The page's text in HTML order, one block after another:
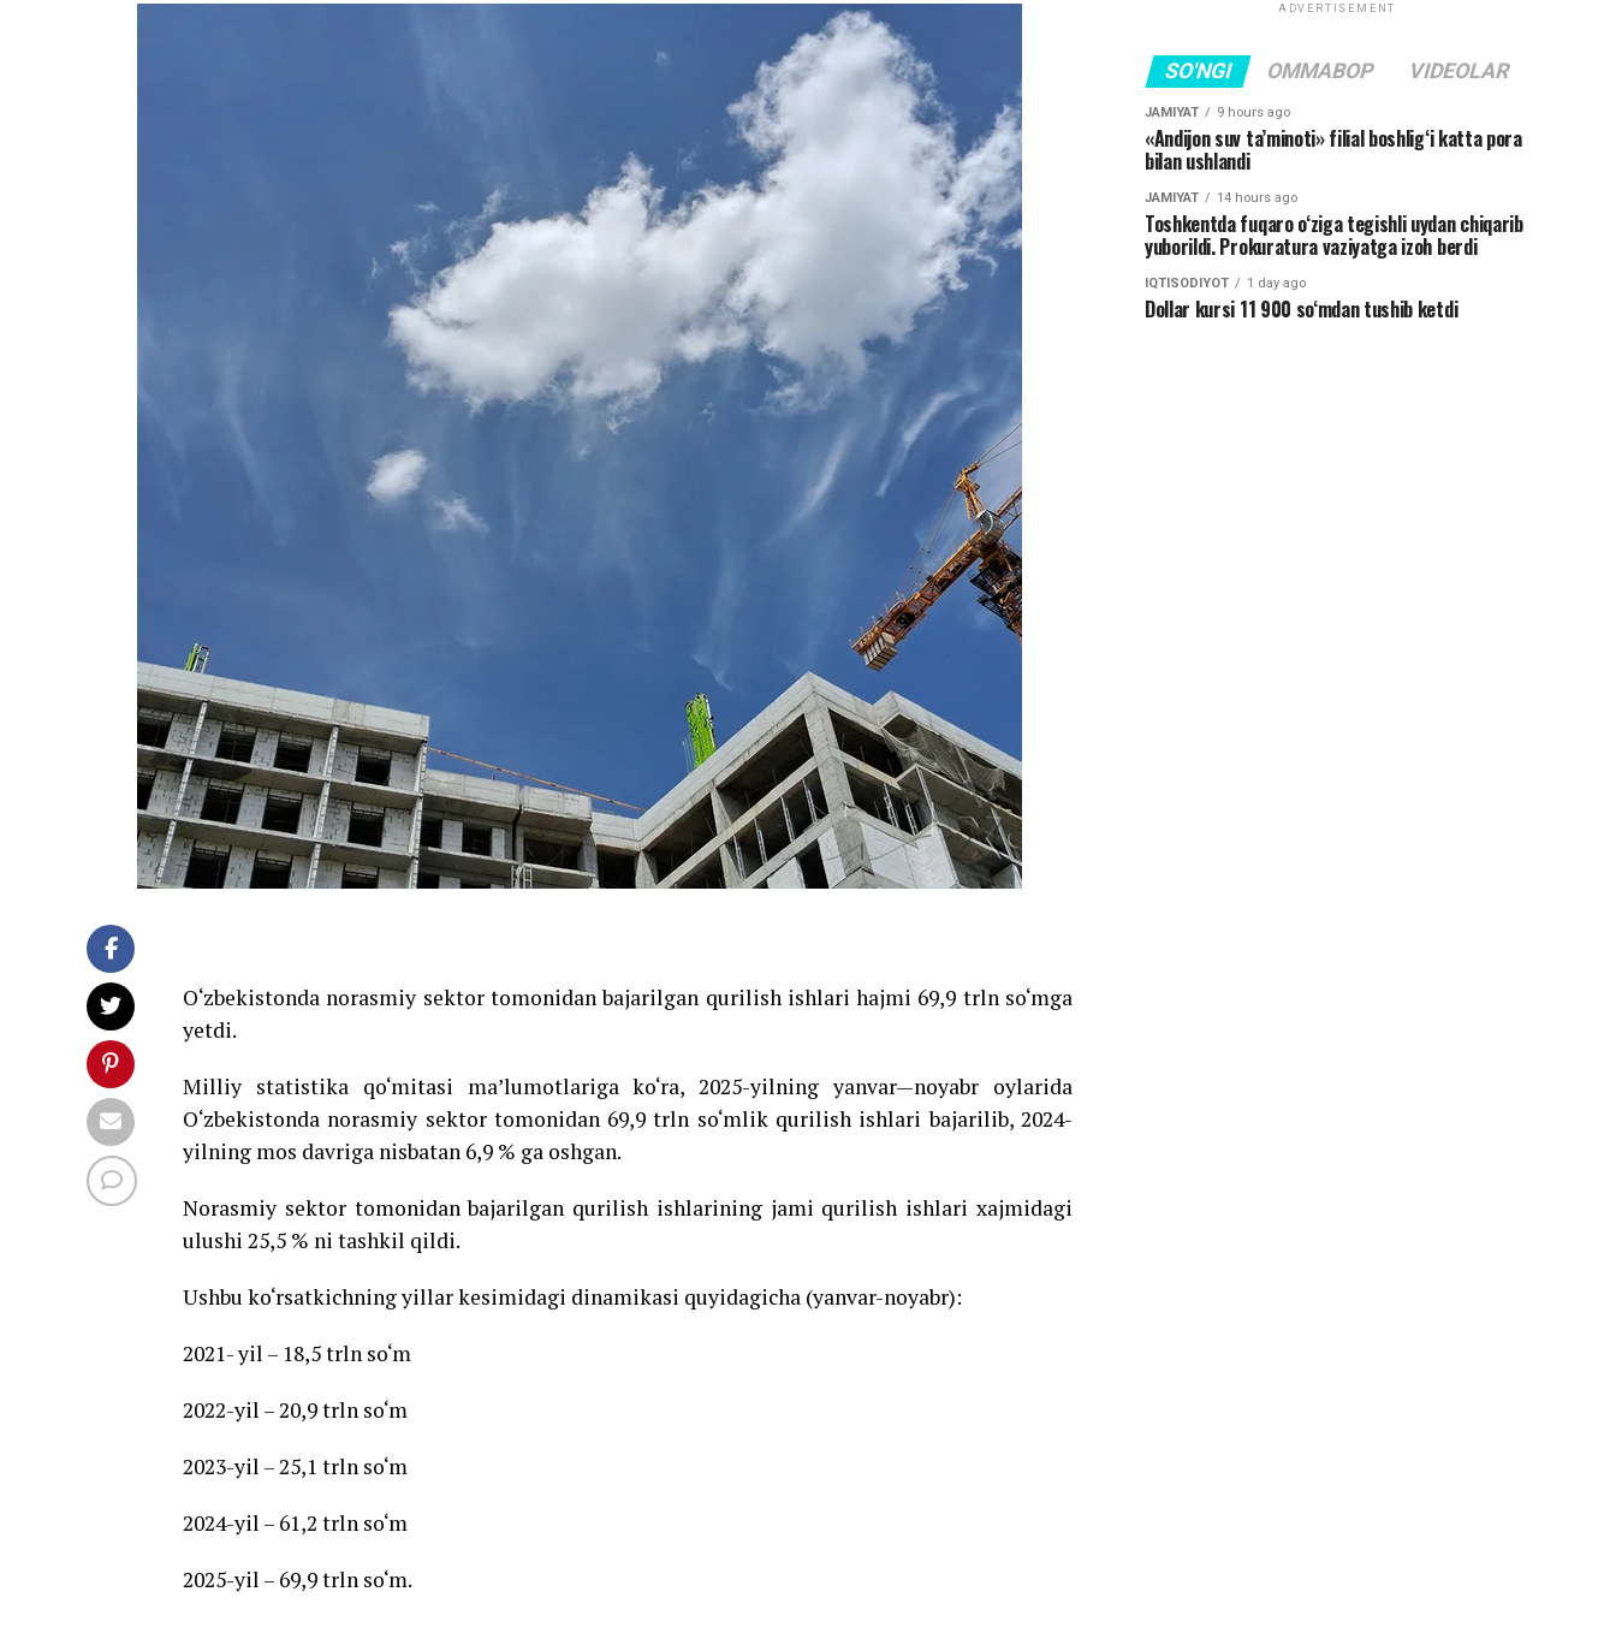
O‘zbekistonda norasmiy sektor tomonidan bajarilgan qurilish ishlari hajmi 69,9 trln so‘mga
yetdi.
Milliy statistika qo‘mitasi ma’lumotlariga ko‘ra, 2025-yilning yanvar—noyabr oylarida
O‘zbekistonda norasmiy sektor tomonidan 69,9 trln so‘mlik qurilish ishlari bajarilib, 2024-
yilning mos davriga nisbatan 6,9 % ga oshgan.
Norasmiy sektor tomonidan bajarilgan qurilish ishlarining jami qurilish ishlari xajmidagi
ulushi 25,5 % ni tashkil qildi.
Ushbu ko‘rsatkichning yillar kesimidagi dinamikasi quyidagicha (yanvar-noyabr):
2021- yil – 18,5 trln so‘m
2022-yil – 20,9 trln so‘m
2023-yil – 25,1 trln so‘m
2024-yil – 61,2 trln so‘m
2025-yil – 69,9 trln so‘m.
ADVERTISEMENT
SO'NGI OMMABOP VIDEOLAR
JAMIYAT 9 hours ago
«Andijon suv ta’minoti» filial boshlig‘i katta pora
bilan ushlandi
JAMIYAT 14 hours ago
Toshkentda fuqaro o‘ziga tegishli uydan chiqarib
yuborildi. Prokuratura vaziyatga izoh berdi
IQTISODIYOT 1 day ago
Dollar kursi 11 900 so‘mdan tushib ketdi